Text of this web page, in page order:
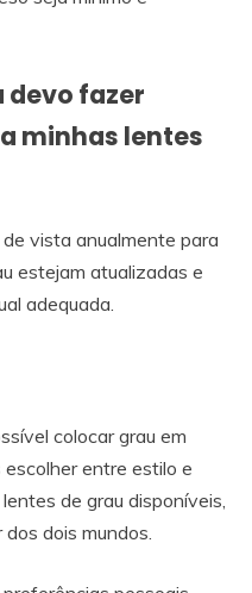
devo fazer
minhas lentes
vista anualmente para
estejam atualizadas e
adequada.
colocar grau em
escolher entre estilo e
de grau disponíveis,
dois mundos.